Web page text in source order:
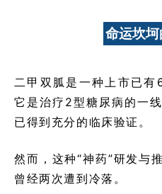
命运坎坷
二甲双胍是一种上市已有
它是治疗2型糖尿病的一
已得到充分的临床验证。
然而，这种“神药”研发与
曾经两次遭到冷落。